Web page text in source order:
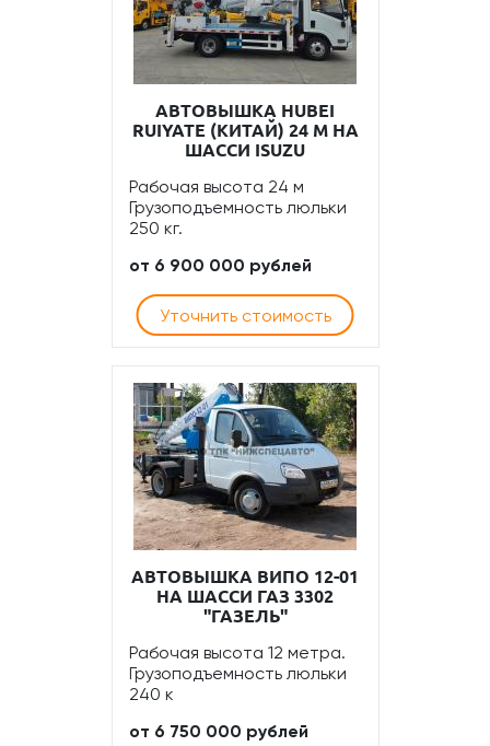
АВТОВЫШКА HUBEI
RUIYATE (КИТАЙ) 24 М НА
ШАССИ ISUZU
Рабочая высота 24 м
Грузоподъемность люльки
250 кг.
от 6 900 000 рублей
Уточнить стоимость
АВТОВЫШКА ВИПО 12-01
НА ШАССИ ГАЗ 3302
"ГАЗЕЛЬ"
Рабочая высота 12 метра.
Грузоподъемность люльки
240 к
от 6 750 000 рублей